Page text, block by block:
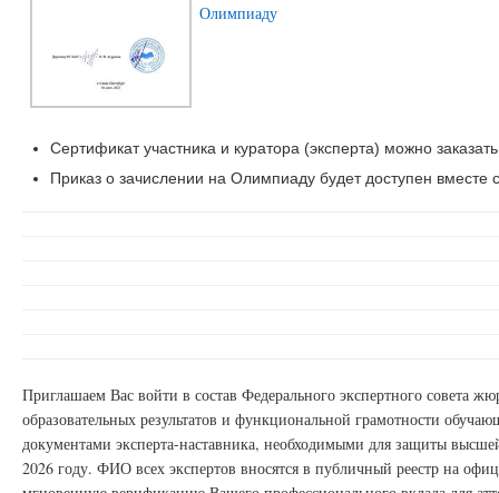
Олимпиаду
Сертификат участника и куратора (эксперта) можно
Приказ о зачислении на Олимпиаду будет доступен вместе
Приглашаем Вас войти в состав Федерального экспертного совета
образовательных результатов и функциональной грамотности
документами эксперта-наставника, необходимыми для защиты
2026 году. ФИО всех экспертов вносятся в публичный реестр на